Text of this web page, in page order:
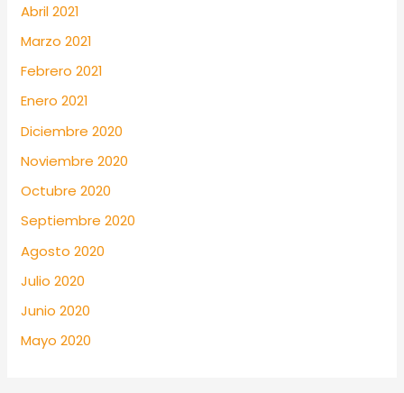
Abril 2021
Marzo 2021
Febrero 2021
Enero 2021
Diciembre 2020
Noviembre 2020
Octubre 2020
Septiembre 2020
Agosto 2020
Julio 2020
Junio 2020
Mayo 2020